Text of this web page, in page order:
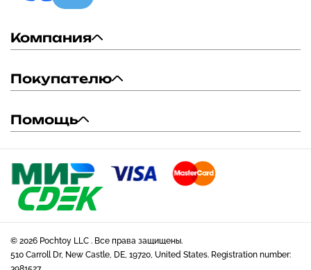
Компания
Покупателю
Помощь
© 2026 Pochtoy LLC . Все права защищены.
510 Carroll Dr, New Castle, DE, 19720, United States. Registration number: